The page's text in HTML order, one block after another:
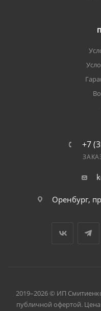
+7
Оренбург,
2019–2026 © ИП
публичной офертой.